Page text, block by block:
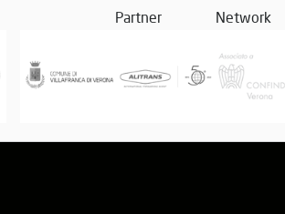
Partner Network